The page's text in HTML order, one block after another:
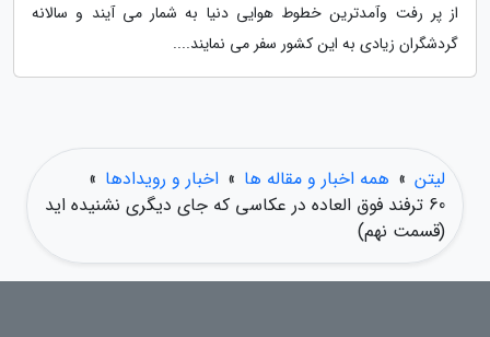
از پر رفت وآمدترین خطوط هوایی دنیا به شمار می آیند و سالانه
گردشگران زیادی به این کشور سفر می نمایند....
لیتن » همه اخبار و مقاله ها » اخبار و رویدادها »
60 ترفند فوق العاده در عکاسی که جای دیگری نشنیده اید
(قسمت نهم)